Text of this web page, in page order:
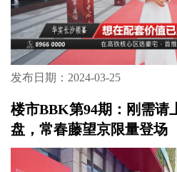
发布日期：2024-03-25
楼市BBK第94期：刚需请
盘，常春藤望京限量登场